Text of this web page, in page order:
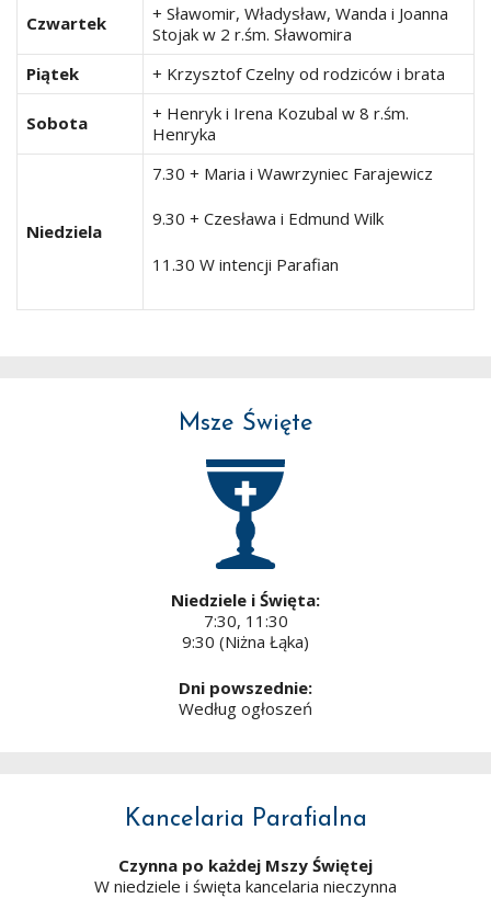
Czwartek
+ Sławomir, Władysław, Wanda i Joanna
Stojak w 2 r.śm. Sławomira
Piątek
+ Krzysztof Czelny od rodziców i brata
Sobota
+ Henryk i Irena Kozubal w 8 r.śm.
Henryka
Niedziela
7.30 + Maria i Wawrzyniec Farajewicz
9.30 + Czesława i Edmund Wilk
11.30 W intencji Parafian
Msze Święte
Niedziele i Święta:
7:30, 11:30
9:30 (Niżna Łąka)
Dni powszednie:
Według ogłoszeń
Kancelaria Parafialna
Czynna po każdej Mszy Świętej
W niedziele i święta kancelaria nieczynna